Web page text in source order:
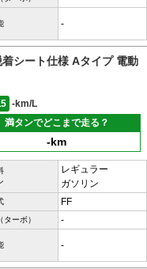
-
シート仕様 Aタイプ 電動
-km/L
満タンでどこまで走る？
-km
レギュラー
ガソリン
FF
ターボ） -
-